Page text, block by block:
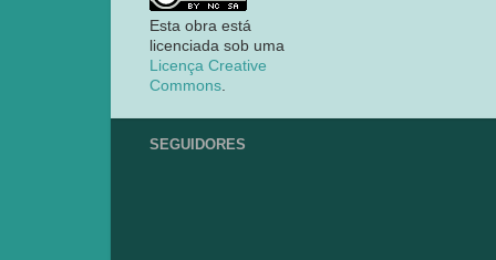
Esta obra está
licenciada sob uma
Licença Creative
Commons
SEGUIDORES